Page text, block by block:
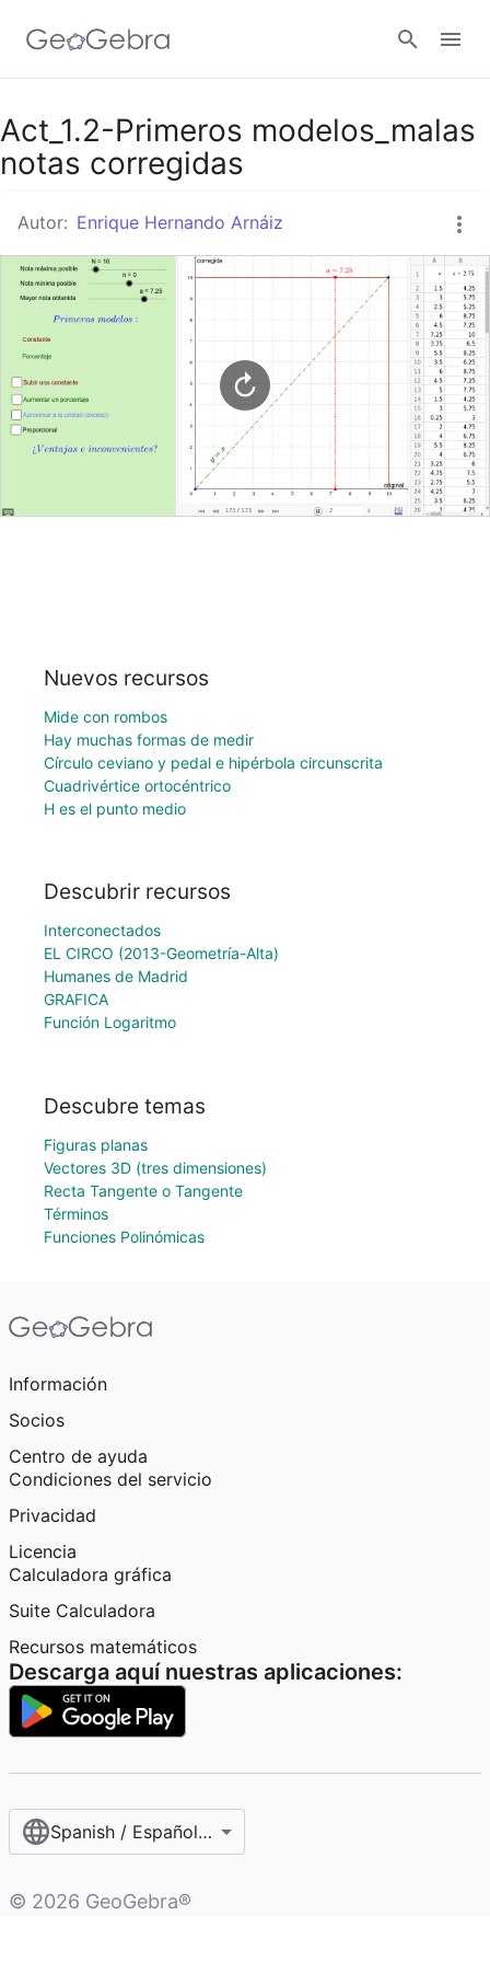
Google Classroom
Abrir sesión
Act_1.2-Primeros modelos_malas
notas corregidas
Autor: Enrique Hernando Arnáiz
Nuevos recursos
Mide con rombos
Hay muchas formas de medir
Círculo ceviano y pedal e hipérbola circunscrita
Cuadrivértice ortocéntrico
H es el punto medio
Descubrir recursos
Interconectados
EL CIRCO (2013-Geometría-Alta)
Humanes de Madrid
GRAFICA
Función Logaritmo
Descubre temas
Figuras planas
Vectores 3D (tres dimensiones)
Recta Tangente o Tangente
Términos
Funciones Polinómicas
Información
Socios
Centro de ayuda
Condiciones del servicio
Privacidad
Licencia
Calculadora gráfica
Suite Calculadora
Recursos matemáticos
Descarga aquí nuestras aplicaciones:
Spanish / Español (internacional)
© 2026 GeoGebra®